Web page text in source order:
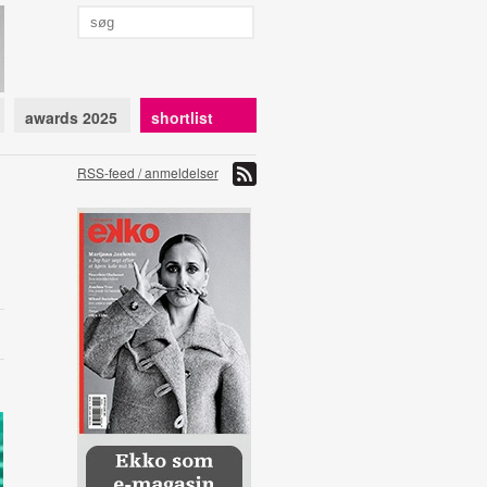
awards 2025 shortlist
RSS-feed / anmeldelser